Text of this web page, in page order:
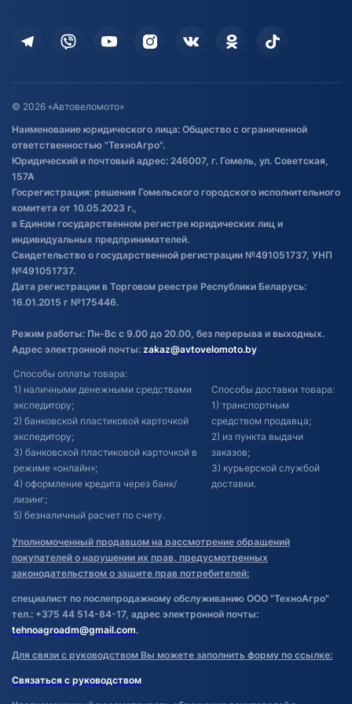
Дополнительные услуги
Оставить отзыв
Договор публичной оферты
Обработка файлов cookie
Постановка транспорта на учет
Обновления в ЭПТС 2024
© 2026 «Автовеломото»
Наименование юридического лица: Общество с ограниченной
ответственностью "ТехноАгро".
Юридический и почтовый адрес: 246007, г. Гомель, ул. Советская,
157А
Госрегистрация: решения Гомельского городского исполнительного
комитета от 10.05.2023 г.,
в Едином государственном регистре юридических лиц и
индивидуальных предпринимателей.
Свидетельство о государственной регистрации №491051737, УНП
№491051737.
Дата регистрации в Торговом реестре Республики Беларусь:
16.01.2015 г №175446.
Режим работы: Пн-Вс с 9.00 до 20.00, без перерыва и выходных.
Адрес электронной почты: zakaz@avtovelomoto.by
Способы оплаты товара:
1) наличными денежными средствами
экспедитору;
2) банковской пластиковой карточкой
экспедитору;
3) банковской пластиковой карточкой в
режиме «онлайн»;
4) оформление кредита через банк/
лизинг;
5) безналичный расчет по счету.
Способы доставки товара:
1) транспортным
средством продавца;
2) из пункта выдачи
заказов;
3) курьерской службой
доставки.
Уполномоченный продавцом на рассмотрение обращений
покупателей о нарушении их прав, предусмотренных
законодательством о защите прав потребителей:
специалист по послепродажному обслуживанию ООО "ТехноАгро"
тел.: +375 44 514-84-17, адрес электронной почты:
tehnoagroadm@gmail.com.
Для связи с руководством Вы можете заполнить форму по ссылке:
Связаться с руководством